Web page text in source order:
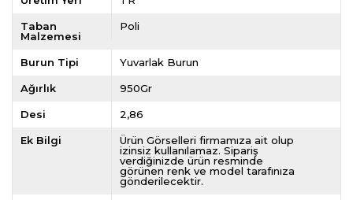
Taban
Malzemesi
Poli
Burun Tipi Yuvarlak Burun
Ağırlık 950Gr
Desi 2,86
Ek Bilgi
Ürün Görselleri firmamıza ait olup
izinsiz kullanılamaz. Sipariş
verdiğinizde ürün resminde
görünen renk ve model tarafınıza
gönderilecektir.